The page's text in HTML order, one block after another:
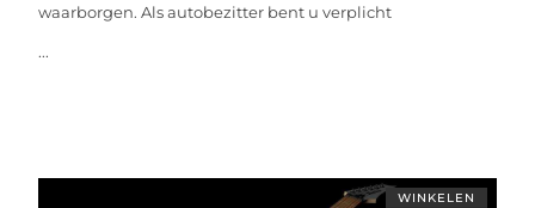
waarborgen. Als autobezitter bent u verplicht
...
WINKELEN